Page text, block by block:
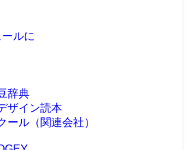
ルに
辞典
ザイン読本
ール（関連会社）